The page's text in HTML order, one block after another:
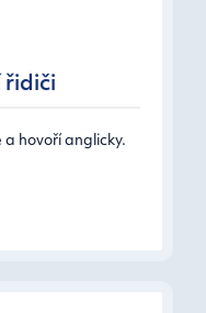
řidiči
a hovoří anglicky.